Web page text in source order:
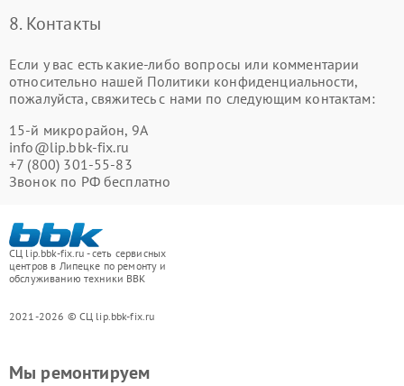
8. Контакты
Если у вас есть какие-либо вопросы или комментарии
относительно нашей Политики конфиденциальности,
пожалуйста, свяжитесь с нами по следующим контактам:
15-й микрорайон, 9А
info@lip.bbk-fix.ru
+7 (800) 301-55-83
Звонок по РФ бесплатно
СЦ lip.bbk-fix.ru - сеть сервисных
центров в Липецке по ремонту и
обслуживанию техники BBK
2021-2026 © СЦ lip.bbk-fix.ru
Мы ремонтируем